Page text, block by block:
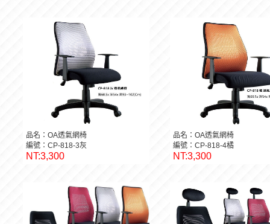
品名：OA透氣網椅
編號：CP-818-3灰
NT:3,300
品名：OA透氣網椅
編號：CP-818-4橘
NT:3,300